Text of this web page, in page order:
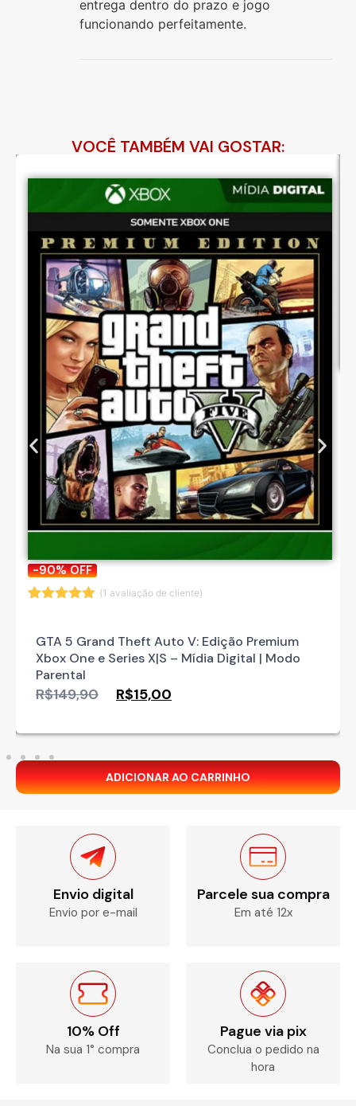
entrega dentro do prazo e jogo
funcionando perfeitamente.
VOCÊ TAMBÉM VAI GOSTAR:
-90%OFF
de 5, com
baseado
emavaliação
de cliente
(1 avaliação de cliente)
GTA 5 Grand Theft Auto V: Edição Premium
Xbox One e Series X|S – Mídia Digital | Modo
Parental
R$149,90 R$15,00
ADICIONAR AO CARRINHO
Envio digital
Envio por e-mail
Parcele sua compra
Em até 12x
10% Off
Na sua 1° compra
Pague via pix
Conclua o pedido na
hora